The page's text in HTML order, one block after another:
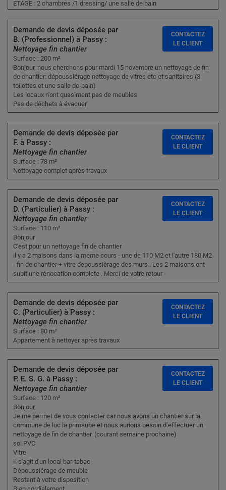
ETAGE : 2 chambres /1 dressing/ une salle de bain
Demande de devis déposée par
B. (Professionnel) à Passy :
Nettoyage fin chantier
Surface : 200 m²
Bonjour, nous cherchons pour mardi 15 novembre un nettoyage de fin
de chantier: dépoussiérage nettoyage de vitres etc et sanitaires (3
toilettes et une salle de-bain)
Les locaux n'ont quasiment pas de meubles
Pas de déchets à évacuer
CONTACTEZ
LE CLIENT
Demande de devis déposée par
F. à Passy :
Nettoyage fin chantier
Surface : 78 m²
Nettoyage complet après travaux
CONTACTEZ
LE CLIENT
Demande de devis déposée par
D. (Particulier) à Passy :
Nettoyage fin chantier
Surface : 110 m²
Bonjour
C'est pour un nettoyage fin de chantier
il y a 2 maisons dans la meme cours - une de 110 M2 et l'autre 180 M2
- fin de chantier + vitre depoussièrage des murs . Les 2 maisons ont
subit une rénocation complete . Merci de votre retour -
CONTACTEZ
LE CLIENT
Demande de devis déposée par
C. (Particulier) à Passy :
Nettoyage fin chantier
Surface : 80 m²
Appartement à nettoyer après travaux
CONTACTEZ
LE CLIENT
Demande de devis déposée par
P. E. S. G. à Passy :
Nettoyage fin chantier
Surface : 120 m²
Bonjour,
Je me permet de vous contacter car nous avons un chantier sur la
commune de luc la primaube et nous aurions besoin d’effectuer un
nettoyage de fin de chantier. (courant semaine prochaine)
sol PVC
Vitre
Il s'agit d'un local bar-tabac
Dépoussiérage de meuble
Restant à votre disposition
CONTACTEZ
LE CLIENT